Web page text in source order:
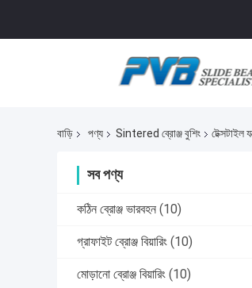
বাড়ি পণ্য Sintered ব্রোঞ্জ বুশিং টেক্সটাইল
সব পণ্য
কঠিন ব্রোঞ্জ ভারবহন (10)
গ্রাফাইট ব্রোঞ্জ বিয়ারিং (10)
মোড়ানো ব্রোঞ্জ বিয়ারিং (10)